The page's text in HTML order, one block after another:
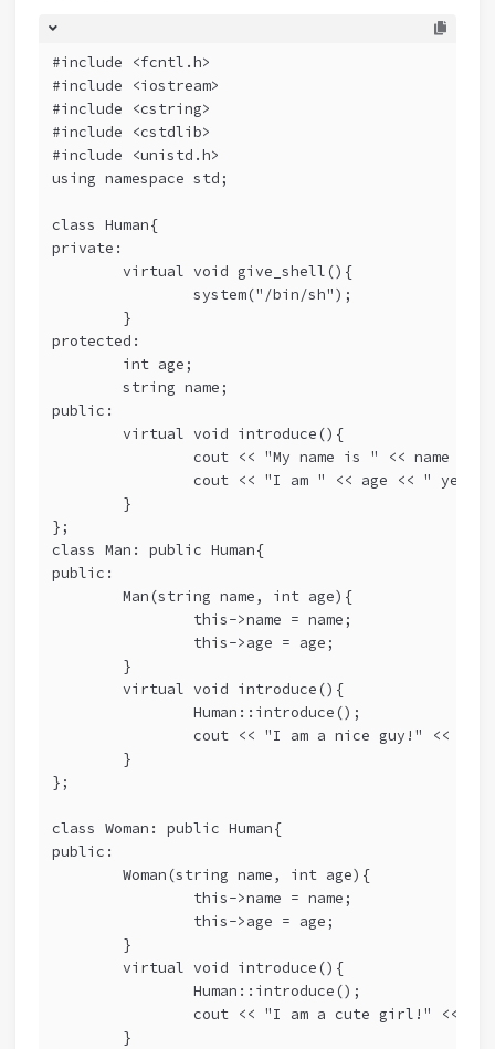
#include <fcntl.h>
#include <iostream>
#include <cstring>
#include <cstdlib>
#include <unistd.h>
using namespace std;
class Human{
private:
	virtual void give_shell(){
		system("/bin/sh");
	}
protected:
	int age;
	string name;
public:
	virtual void introduce(){
cout << "My name is " << name <<
cout << "I am " << age << "
	}
};
class Man: public Human{
public:
        Man(string name, int age){
                this->name = name;
                this->age = age;
        }
        virtual void introduce(){
                Human::introduce();
cout << "I am a nice guy!" <<
        }
};
class Woman: public Human{
public:
        Woman(string name, int age){
                this->name = name;
                this->age = age;
        }
        virtual void introduce(){
                Human::introduce();
cout << "I am a cute girl!" <<
        }